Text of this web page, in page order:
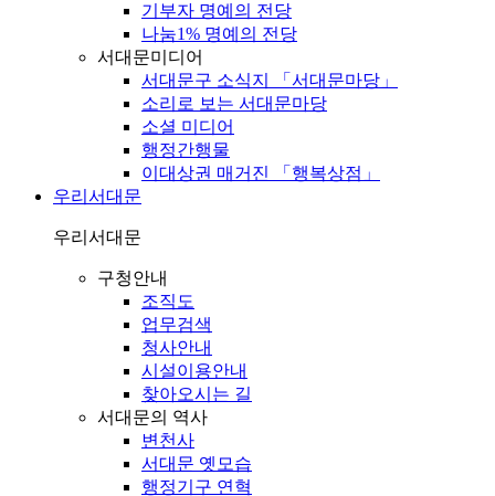
기부자 명예의 전당
나눔1% 명예의 전당
서대문미디어
서대문구 소식지 「서대문마당」
소리로 보는 서대문마당
소셜 미디어
행정간행물
이대상권 매거진 「행복상점」
우리서대문
우리서대문
구청안내
조직도
업무검색
청사안내
시설이용안내
찾아오시는 길
서대문의 역사
변천사
서대문 옛모습
행정기구 연혁